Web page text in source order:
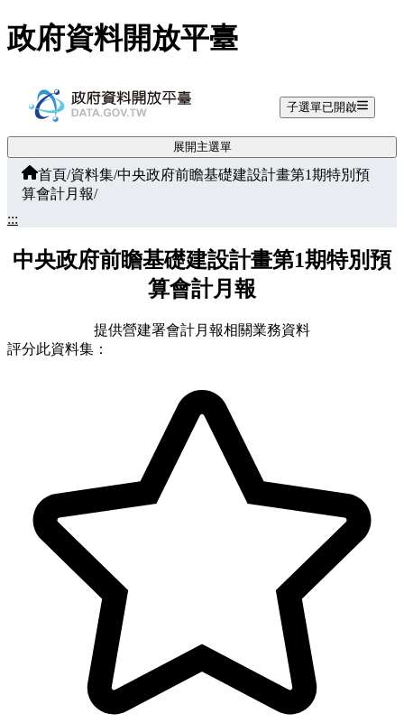
跳至主要內容
政府資料開放平臺
子選單已開啟
展開主選單
首頁/資料集/中央政府前瞻基礎建設計畫第1期特別預
算會計月報/
:::
中央政府前瞻基礎建設計畫第1期特別預
算會計月報
提供營建署會計月報相關業務資料
評分此資料集：